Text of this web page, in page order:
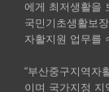
에게 최저생활을
국민기초생활보
자활지원 업무를
“부산중구지역자
이며 국가지정 지